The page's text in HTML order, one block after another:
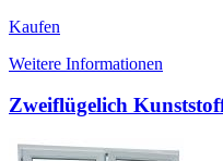
Kaufen
Weitere Informationen
Zweiflügelich